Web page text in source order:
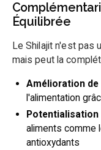
Équilibrée
Le Shilajit n'est pas
mais peut la
Amélioration
l'alimentation
aliments comme
antioxydants